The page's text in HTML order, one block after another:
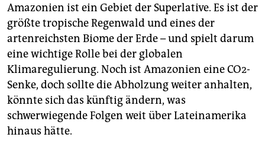
Amazonien ist ein Gebiet der Superlative. Es ist der
größte tropische Regenwald und eines der
artenreichsten Biome der Erde – und spielt darum
eine wichtige Rolle bei der globalen
Klimaregulierung. Noch ist Amazonien eine CO2-
Senke, doch sollte die Abholzung weiter anhalten,
könnte sich das künftig ändern, was
schwerwiegende Folgen weit über Lateinamerika
hinaus hätte.